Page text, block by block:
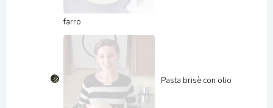
farro
Pasta brisè con olio